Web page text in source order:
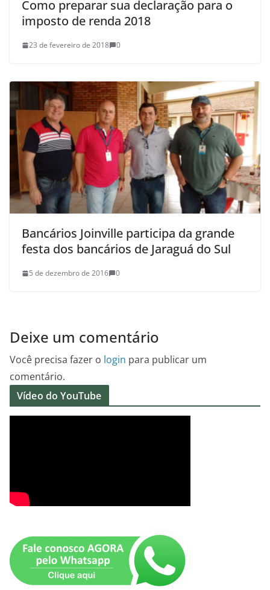
Como preparar sua declaração para o
imposto de renda 2018
23 de fevereiro de 2018 0
Bancários Joinville participa da grande
festa dos bancários de Jaraguá do Sul
5 de dezembro de 2016 0
Deixe um comentário
Você precisa fazer o login para publicar um
comentário.
Vídeo do YouTube